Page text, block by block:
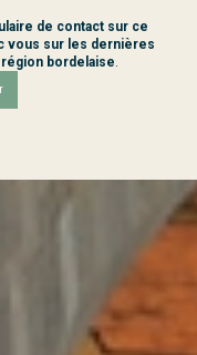
de contact sur ce
vous sur les dernières
région bordelaise